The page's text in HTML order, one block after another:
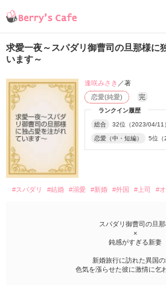
求愛一夜～スパダリ御曹司の旦那様に
います～
ランクイン履歴
総合 32位（2023/04/11
恋愛（中・短編） 5位（
恋愛(純愛) 完
逢咲みさき ／著
#スパダリ #結婚 #溺愛 #新婚 #外国 #上司 #
スパダリ御曹司の旦
×
鈍感がすぎる新妻
新婚旅行に訪れた異国
色気を漲らせた彼に激情に